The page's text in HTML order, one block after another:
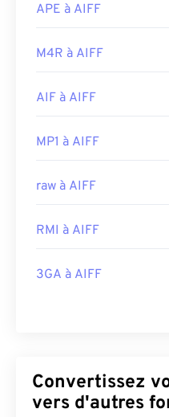
APE à AIFF
M4R à AIFF
AIF à AIFF
MP1 à AIFF
raw à AIFF
RMI à AIFF
3GA à AIFF
Convertissez vos
vers d'autres